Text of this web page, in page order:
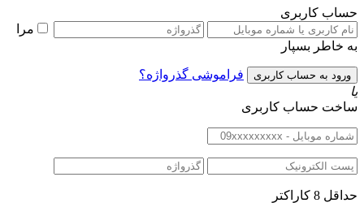
حساب کاربری
مرا
به خاطر بسپار
فراموشی گذرواژه؟
یا
ساخت حساب کاربری
حداقل 8 کاراکتر